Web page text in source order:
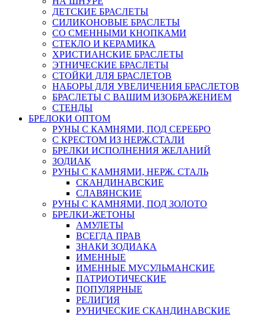
ДЕТСКИЕ БРАСЛЕТЫ
СИЛИКОНОВЫЕ БРАСЛЕТЫ
СО СМЕННЫМИ КНОПКАМИ
СТЕКЛО И КЕРАМИКА
ХРИСТИАНСКИЕ БРАСЛЕТЫ
ЭТНИЧЕСКИЕ БРАСЛЕТЫ
СТОЙКИ ДЛЯ БРАСЛЕТОВ
НАБОРЫ ДЛЯ УВЕЛИЧЕНИЯ БРАСЛЕТОВ
БРАСЛЕТЫ С ВАШИМ ИЗОБРАЖЕНИЕМ
СТЕНДЫ
БРЕЛОКИ ОПТОМ
РУНЫ С КАМНЯМИ, ПОД СЕРЕБРО
С КРЕСТОМ ИЗ НЕРЖ.СТАЛИ
БРЕЛКИ ИСПОЛНЕНИЯ ЖЕЛАНИЙ
ЗОДИАК
РУНЫ С КАМНЯМИ, НЕРЖ. СТАЛЬ
СКАНДИНАВСКИЕ
СЛАВЯНСКИЕ
РУНЫ С КАМНЯМИ, ПОД ЗОЛОТО
БРЕЛКИ-ЖЕТОНЫ
АМУЛЕТЫ
ВСЕГДА ПРАВ
ЗНАКИ ЗОДИАКА
ИМЕННЫЕ
ИМЕННЫЕ МУСУЛЬМАНСКИЕ
ПАТРИОТИЧЕСКИЕ
ПОПУЛЯРНЫЕ
РЕЛИГИЯ
РУНИЧЕСКИЕ СКАНДИНАВСКИЕ